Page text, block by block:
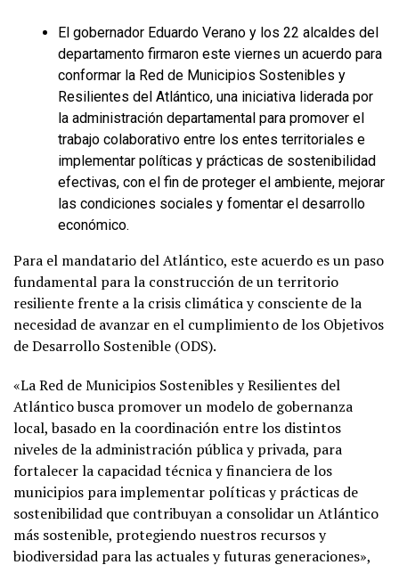
El gobernador Eduardo Verano y los 22 alcaldes del
departamento firmaron este viernes un acuerdo para
conformar la Red de Municipios Sostenibles y
Resilientes del Atlántico, una iniciativa liderada por
la administración departamental para promover el
trabajo colaborativo entre los entes territoriales e
implementar políticas y prácticas de sostenibilidad
efectivas, con el fin de proteger el ambiente, mejorar
las condiciones sociales y fomentar el desarrollo
económico.
Para el mandatario del Atlántico, este acuerdo es un paso
fundamental para la construcción de un territorio
resiliente frente a la crisis climática y consciente de la
necesidad de avanzar en el cumplimiento de los Objetivos
de Desarrollo Sostenible (ODS).
«La Red de Municipios Sostenibles y Resilientes del
Atlántico busca promover un modelo de gobernanza
local, basado en la coordinación entre los distintos
niveles de la administración pública y privada, para
fortalecer la capacidad técnica y financiera de los
municipios para implementar políticas y prácticas de
sostenibilidad que contribuyan a consolidar un Atlántico
más sostenible, protegiendo nuestros recursos y
biodiversidad para las actuales y futuras generaciones»,